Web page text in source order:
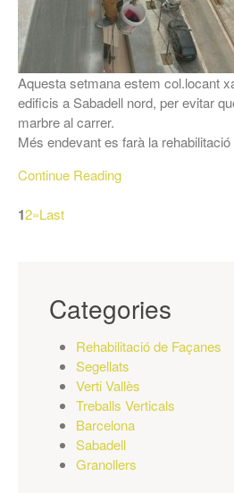
Aquesta setmana estem col.locant
edificis a Sabadell nord, per evitar
marbre al carrer.
Més endevant es farà la
Continue Reading
12»Last
Categories
Rehabilitació de Façanes
Segellats
Verti Vallès
Treballs Verticals
Barcelona
Sabadell
Granollers